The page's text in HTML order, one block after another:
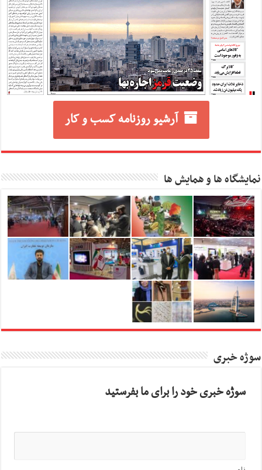
آرشیو روزنامه کسب و کار
نمایشگاه ها و همایش ها
سوژه خبری
سوژه خبری خود را برای ما بفرستید